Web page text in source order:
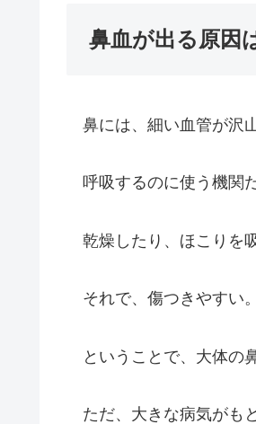
鼻血が出る原因
鼻には、細い血管が沢山
呼吸するのに使う機関
乾燥したり、ほこりを
それで、傷つきやすい。
ということで、大体の
ただ、大きな病気がも